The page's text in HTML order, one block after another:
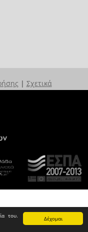
Δέχομαι
του.
| Σχετικά